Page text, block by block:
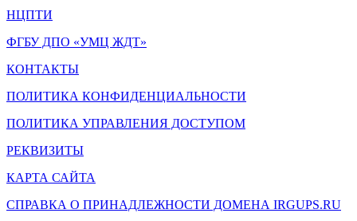
НЦПТИ
ФГБУ ДПО «УМЦ ЖДТ»
КОНТАКТЫ
ПОЛИТИКА КОНФИДЕНЦИАЛЬНОСТИ
ПОЛИТИКА УПРАВЛЕНИЯ ДОСТУПОМ
РЕКВИЗИТЫ
КАРТА САЙТА
СПРАВКА О ПРИНАДЛЕЖНОСТИ ДОМЕНА IRGUPS.RU